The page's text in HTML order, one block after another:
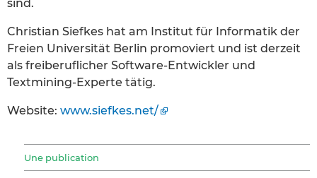
sind.
Christian Siefkes hat am Institut für Informatik der
Freien Universität Berlin promoviert und ist derzeit
als freiberuﬂicher Software-Entwickler und
Textmining-Experte tätig.
Website: www.siefkes.net/
Une publication